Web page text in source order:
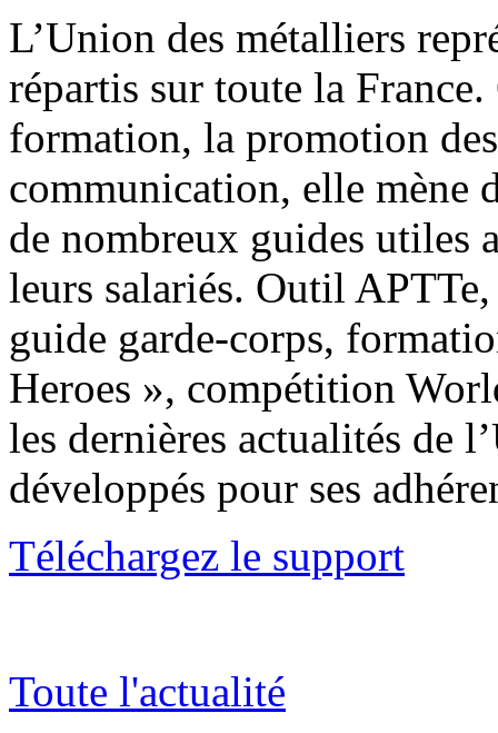
L’Union des métalliers
répartis sur toute la
formation, la promotion
communication, elle mène
de nombreux guides utiles
leurs salariés. Outil
guide garde-corps,
Heroes », compétition
les dernières actualités de
développés pour ses
Téléchargez le support
Toute l'actualité